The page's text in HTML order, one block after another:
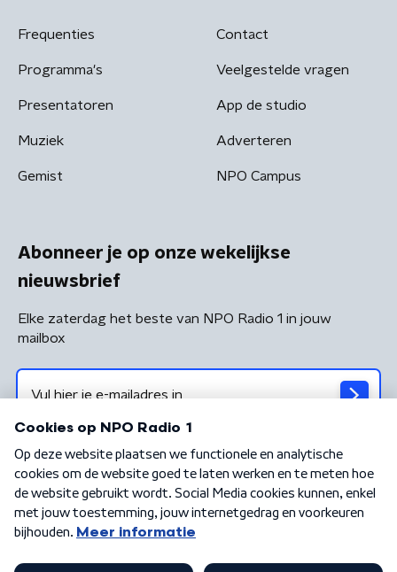
Frequenties
Programma's
Presentatoren
Muziek
Gemist
Contact
Veelgestelde vragen
App de studio
Adverteren
NPO Campus
Abonneer je op onze wekelijkse
nieuwsbrief
Elke zaterdag het beste van NPO Radio 1 in jouw
mailbox
Algemene voorwaarden